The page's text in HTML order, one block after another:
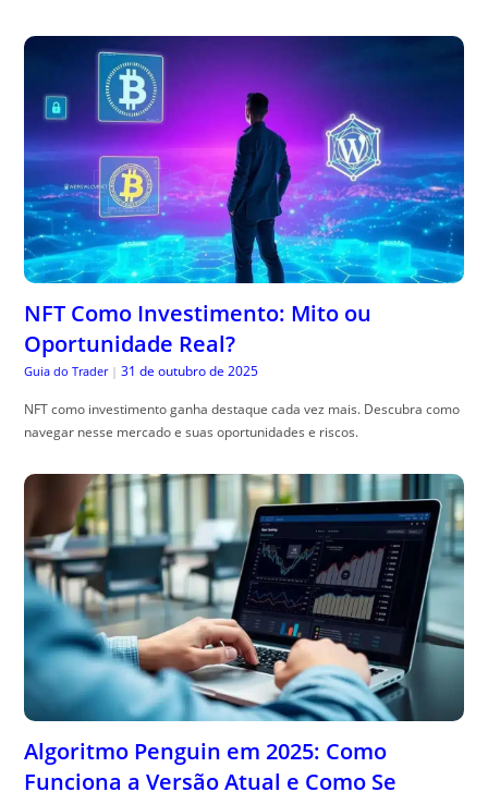
NFT Como Investimento: Mito ou
Oportunidade Real?
Guia do Trader | 31 de outubro de 2025
NFT como investimento ganha destaque cada vez mais. Descubra como
navegar nesse mercado e suas oportunidades e riscos.
Algoritmo Penguin em 2025: Como
Funciona a Versão Atual e Como Se